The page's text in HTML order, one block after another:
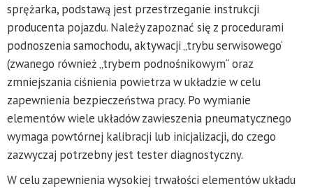
sprężarka, podstawą jest przestrzeganie instrukcji
producenta pojazdu. Należy zapoznać się z procedurami
podnoszenia samochodu, aktywacji „trybu serwisowego‘
(zwanego również „trybem podnośnikowym“ oraz
zmniejszania ciśnienia powietrza w układzie w celu
zapewnienia bezpieczeństwa pracy. Po wymianie
elementów wiele układów zawieszenia pneumatycznego
wymaga powtórnej kalibracji lub inicjalizacji, do czego
zazwyczaj potrzebny jest tester diagnostyczny.
W celu zapewnienia wysokiej trwałości elementów układu